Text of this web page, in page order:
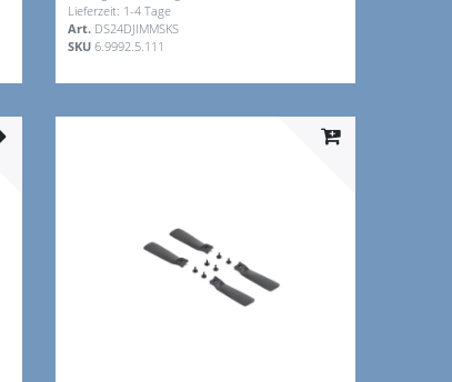
Lieferzeit: 1-4 Tage
Art. DS24DJIMMSKS
SKU6.9992.5.111